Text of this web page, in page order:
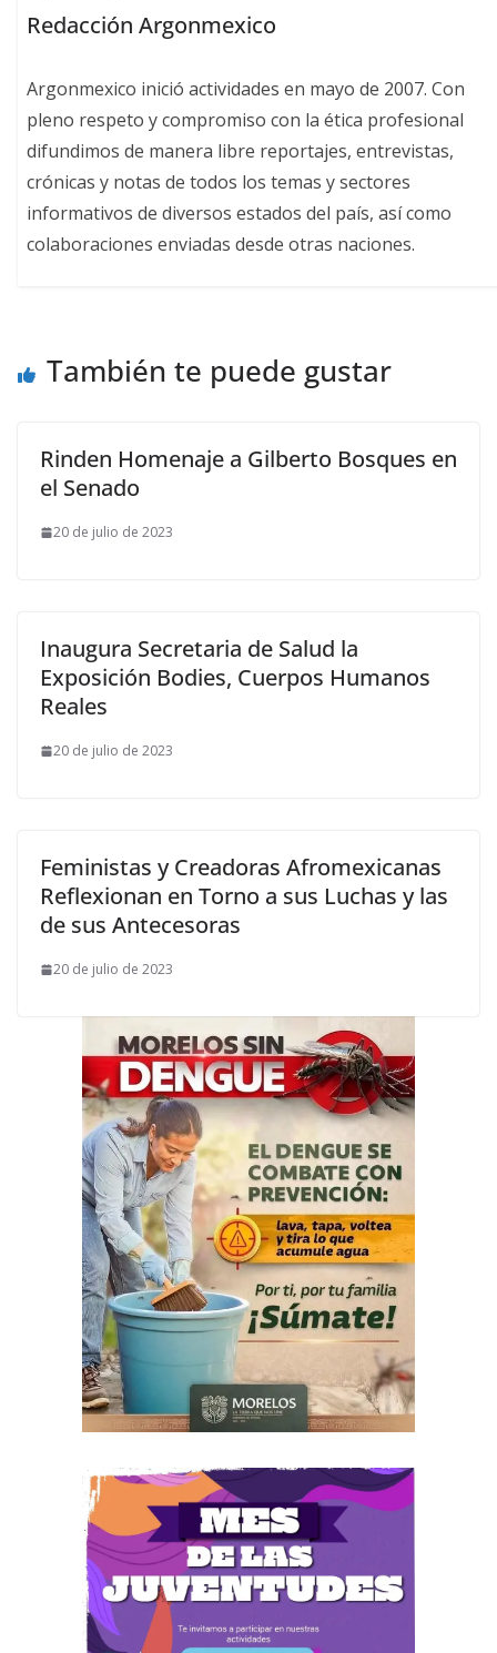
Redacción Argonmexico
Argonmexico inició actividades en mayo de 2007. Con
pleno respeto y compromiso con la ética profesional
difundimos de manera libre reportajes, entrevistas,
crónicas y notas de todos los temas y sectores
informativos de diversos estados del país, así como
colaboraciones enviadas desde otras naciones.
También te puede gustar
Rinden Homenaje a Gilberto Bosques en
el Senado
20 de julio de 2023
Inaugura Secretaria de Salud la
Exposición Bodies, Cuerpos Humanos
Reales
20 de julio de 2023
Feministas y Creadoras Afromexicanas
Reflexionan en Torno a sus Luchas y las
de sus Antecesoras
20 de julio de 2023